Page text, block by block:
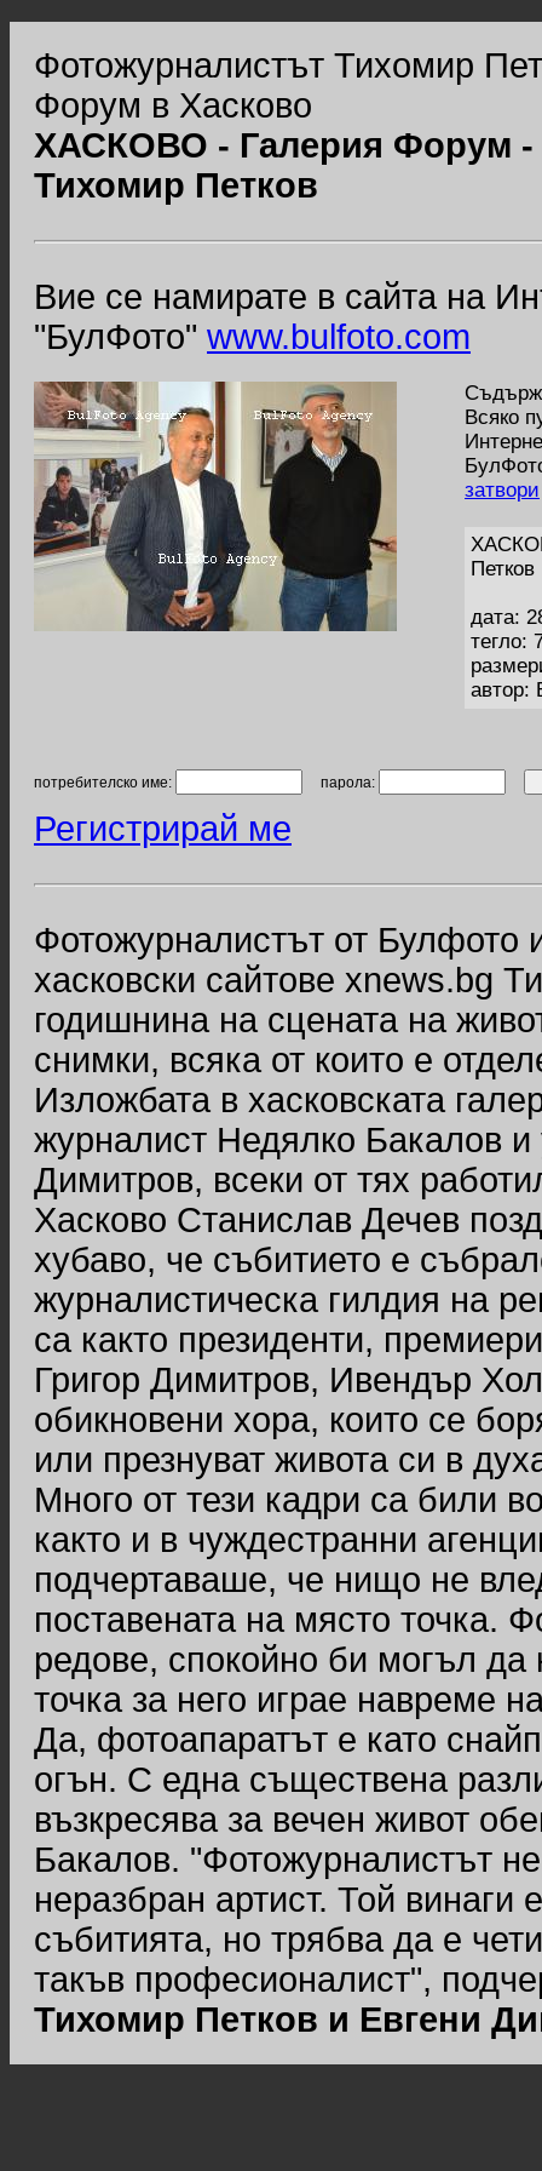
Фотожурналистът Тихомир
Форум в Хасково
ХАСКОВО - Галерия Форум
Тихомир Петков
Вие се намирате в сайта на
"БулФото" www.bulfoto.com
Всяко
затвори
Петков
дата:
тегло:
автор:
потребителско име: парола:
Регистрирай ме
Фотожурналистът от Булфото
хасковски сайтове xnews.bg
годишнина на сцената на
снимки, всяка от които е
Изложбата в хасковската
журналист Недялко Бакалов
Димитров, всеки от тях
Хасково Станислав Дечев
хубаво, че събитието е
журналистическа гилдия на
са както президенти,
Григор Димитров, Ивендър
обикновени хора, които се
или презнуват живота си в
Много от тези кадри са били
както и в чуждестранни
подчертаваше, че нищо не
поставената на място точка.
редове, спокойно би могъл
точка за него играе навреме
Да, фотоапаратът е като
огън. С една съществена
възкресява за вечен живот
Бакалов. "Фотожурналистът
неразбран артист. Той винаги
събитията, но трябва да е
такъв професионалист",
Тихомир Петков и Евгени